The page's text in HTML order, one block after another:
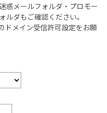
惑メールフォルダ・プロモー
ルダもご確認ください。
メイン受信許可設定をお願